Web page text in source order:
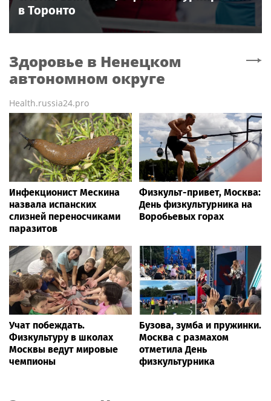
в Торонто
Здоровье в Ненецком
автономном округе
Health.russia24.pro
Инфекционист Мескина
назвала испанских
слизней переносчиками
паразитов
Физкульт-привет, Москва:
День физкультурника на
Воробьевых горах
Учат побеждать.
Физкультуру в школах
Москвы ведут мировые
чемпионы
Бузова, зумба и пружинки.
Москва с размахом
отметила День
физкультурника